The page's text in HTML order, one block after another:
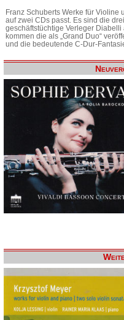
Franz Schuberts Werke für Violine
auf zwei CDs passt. Es sind die
geschäftstüchtige Verleger Diabelli
kommen die als „Grand Duo“
und die bedeutende C-Dur-